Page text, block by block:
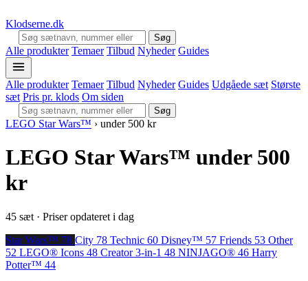
Klodserne.dk
Søg
Alle produkter Temaer Tilbud Nyheder Guides
Alle produkter Temaer Tilbud Nyheder Guides Udgåede sæt Største
sæt Pris pr. klods Om siden
Søg
LEGO Star Wars™ › under 500 kr
LEGO Star Wars™ under 500
kr
45 sæt · Priser opdateret i dag
Star Wars™ 78 City 78 Technic 60 Disney™ 57 Friends 53 Other
52 LEGO® Icons 48 Creator 3-in-1 48 NINJAGO® 46 Harry
Potter™ 44